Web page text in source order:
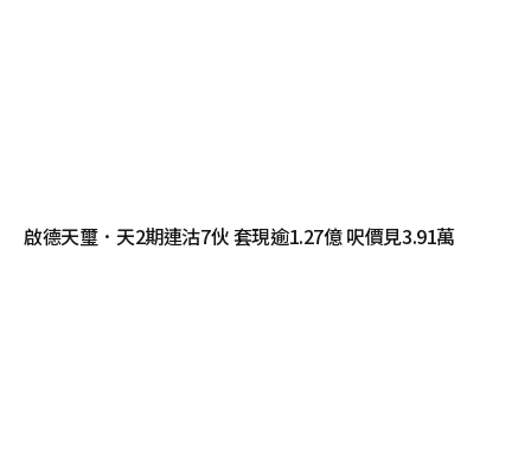
啟德天璽．天2期連沽7伙 套現逾1.27億 呎價見3.91萬